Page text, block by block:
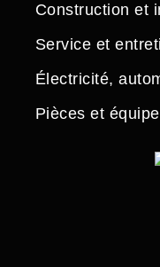
Construction et
Service et
Électricité,
Pièces et